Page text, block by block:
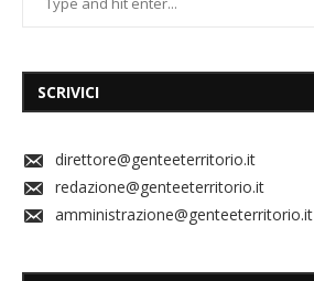
SCRIVICI
direttore@genteeterritorio.it
redazione@genteeterritorio.it
amministrazione@genteeterritorio.it